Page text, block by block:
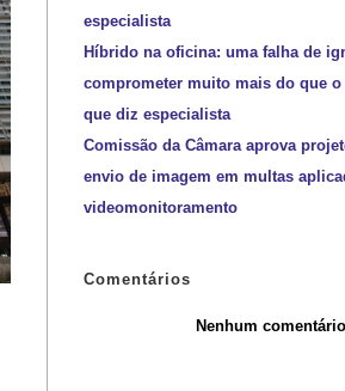
especialista
Híbrido na oficina: uma falha de
comprometer muito mais do que
que diz especialista
Comissão da Câmara aprova
envio de imagem em multas
videomonitoramento
Comentários
Nenhum